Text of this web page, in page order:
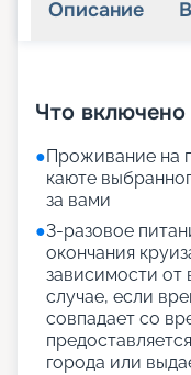
Описание
Что включено
●Проживание на
каюте
за вами
●3-разовое
окончания
зависимости от
случае, если
совпадает со
города или